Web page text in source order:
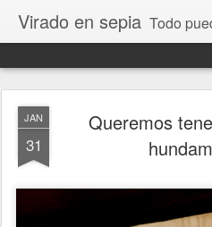
Virado en sepia Todo puede cambiar de color, depende de nosotros y de nuestra
JAN
31
Queremos